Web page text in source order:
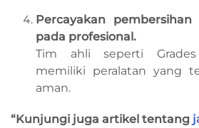
Percayakan
pada profesional.
Tim ahli seperti
memiliki peralatan yang
aman.
“Kunjungi juga artikel tentang